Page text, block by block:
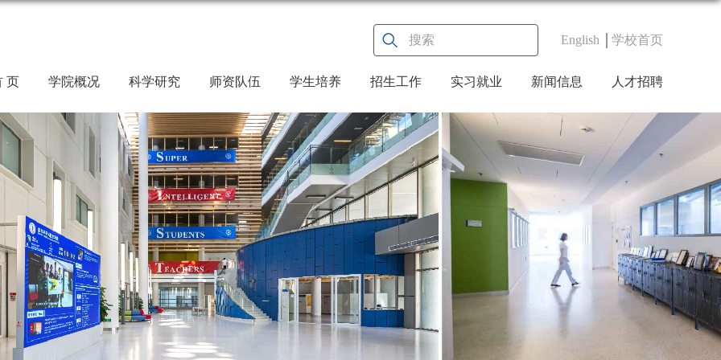
English 学校首页
页 学院概况 科学研究 师资队伍 学生培养 招生工作 实习就业 新闻信息 人才招聘